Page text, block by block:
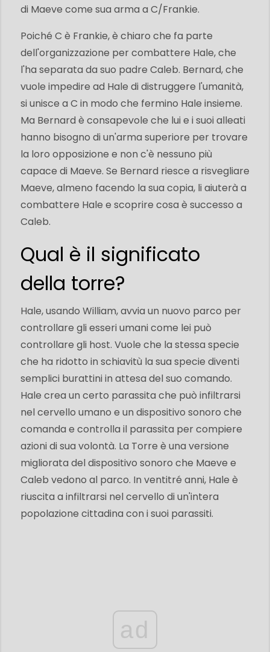
di Maeve come sua arma a C/Frankie.
Poiché C è Frankie, è chiaro che fa parte
dell'organizzazione per combattere Hale, che
l'ha separata da suo padre Caleb. Bernard, che
vuole impedire ad Hale di distruggere l'umanità,
si unisce a C in modo che fermino Hale insieme.
Ma Bernard è consapevole che lui e i suoi alleati
hanno bisogno di un'arma superiore per trovare
la loro opposizione e non c'è nessuno più
capace di Maeve. Se Bernard riesce a risvegliare
Maeve, almeno facendo la sua copia, li aiuterà a
combattere Hale e scoprire cosa è successo a
Caleb.
Qual è il significato
della torre?
Hale, usando William, avvia un nuovo parco per
controllare gli esseri umani come lei può
controllare gli host. Vuole che la stessa specie
che ha ridotto in schiavitù la sua specie diventi
semplici burattini in attesa del suo comando.
Hale crea un certo parassita che può infiltrarsi
nel cervello umano e un dispositivo sonoro che
comanda e controlla il parassita per compiere
azioni di sua volontà. La Torre è una versione
migliorata del dispositivo sonoro che Maeve e
Caleb vedono al parco. In ventitré anni, Hale è
riuscita a infiltrarsi nel cervello di un'intera
popolazione cittadina con i suoi parassiti.
ad